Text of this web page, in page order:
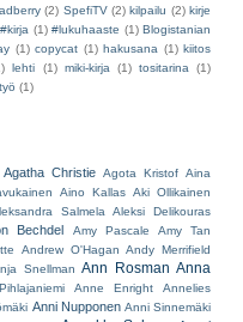
(2) SpefiTV (2) kilpailu (2) kirje
#kirja (1) #lukuhaaste (1) Blogistanian
(1) copycat (1) hakusana (1) kiitos
lehti (1) miki-kirja (1) tositarina (1)
(1)
Agatha Christie Agota Kristof Aina
Aino Kallas Aki Ollikainen
Salmela
Aleksi Delikouras
Bechdel Amy Pascale
Amy Tan
Andrew O'Hagan Andy Merrifield
Snellman Ann Rosman Anna
Anne Enright
Annelies
Anni Nupponen Anni Sinnemäki